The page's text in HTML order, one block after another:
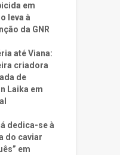
em
leva à
da GNR
até Viana:
criadora
de
Laika em
dedica-se à
do caviar
em